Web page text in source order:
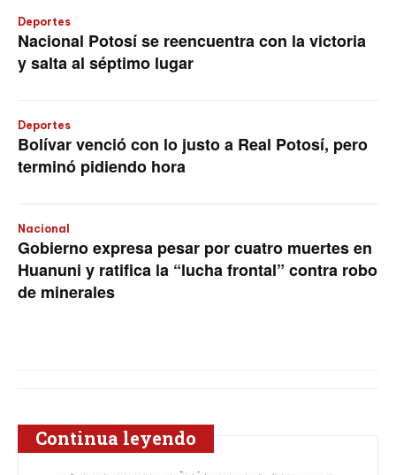
Deportes
Nacional Potosí se reencuentra con la victoria
y salta al séptimo lugar
Deportes
Bolívar venció con lo justo a Real Potosí, pero
terminó pidiendo hora
Nacional
Gobierno expresa pesar por cuatro muertes en
Huanuni y ratifica la “lucha frontal” contra robo
de minerales
Continua leyendo